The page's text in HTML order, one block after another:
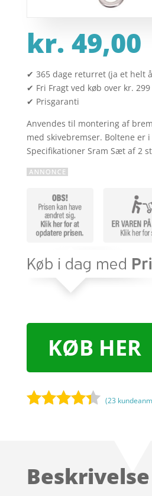
kr. 49,00
✔ 365 dage returret (ja et helt
✔ Fri Fragt ved køb over kr. 299
✔ Prisgaranti
Anvendes til montering af
med skivebremser. Boltene er
Specifikationer Sram Sæt af 2
KØB HER
på
(23
Beskrivelse